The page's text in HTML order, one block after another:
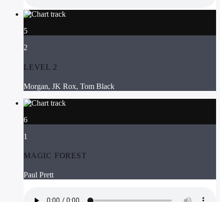
5
2
LEVEL 2
Morgan, JK Rox, Tom Black
6
1
MAGIC FOREST
Paul Prett